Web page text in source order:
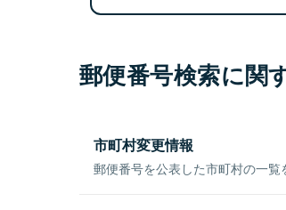
郵便番号検索に関
市町村変更情報
郵便番号を公表した市町村の一覧